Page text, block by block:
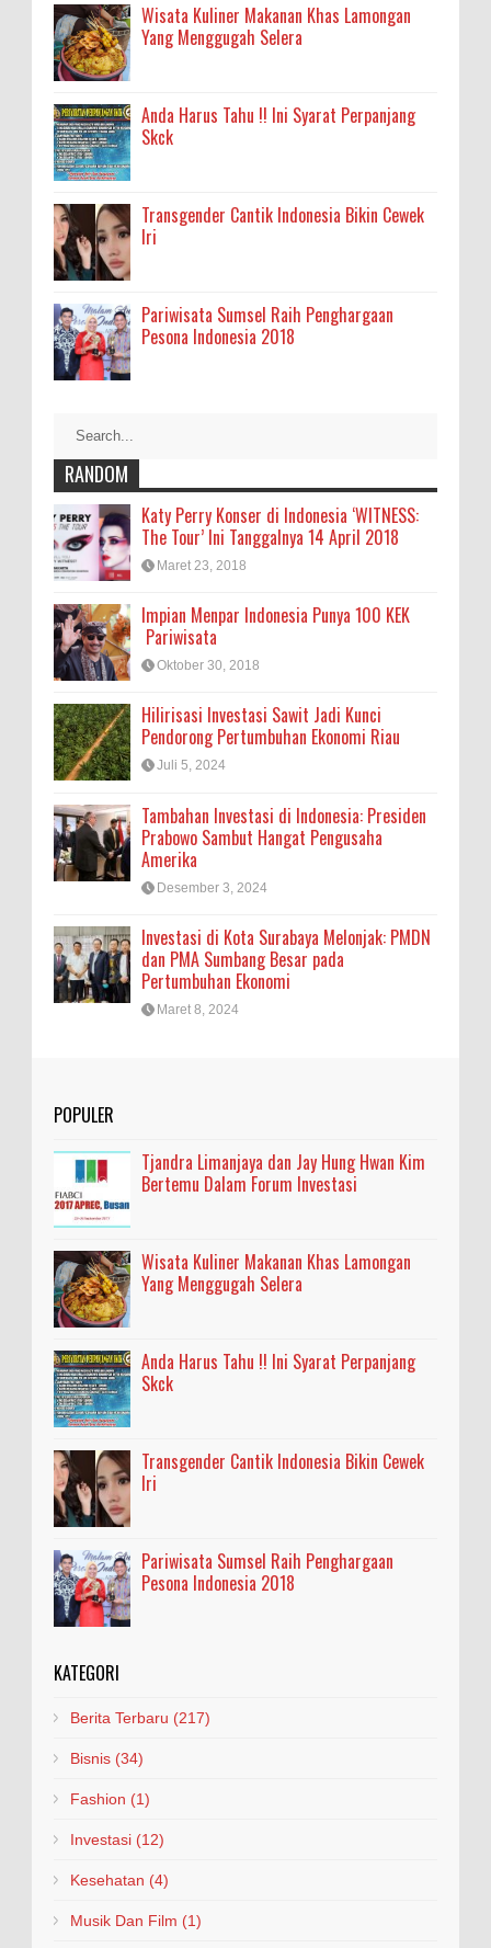
Wisata Kuliner Makanan Khas Lamongan
Yang Menggugah Selera
Anda Harus Tahu !! Ini Syarat Perpanjang
Skck
Transgender Cantik Indonesia Bikin Cewek
Iri
Pariwisata Sumsel Raih Penghargaan
Pesona Indonesia 2018
RANDOM
Katy Perry Konser di Indonesia ‘WITNESS:
The Tour’ Ini Tanggalnya 14 April 2018
Maret 23, 2018
Impian Menpar Indonesia Punya 100 KEK
Pariwisata
Oktober 30, 2018
Hilirisasi Investasi Sawit Jadi Kunci
Pendorong Pertumbuhan Ekonomi Riau
Juli 5, 2024
Tambahan Investasi di Indonesia: Presiden
Prabowo Sambut Hangat Pengusaha
Amerika
Desember 3, 2024
Investasi di Kota Surabaya Melonjak: PMDN
dan PMA Sumbang Besar pada
Pertumbuhan Ekonomi
Maret 8, 2024
POPULER
Tjandra Limanjaya dan Jay Hung Hwan Kim
Bertemu Dalam Forum Investasi
Wisata Kuliner Makanan Khas Lamongan
Yang Menggugah Selera
Anda Harus Tahu !! Ini Syarat Perpanjang
Skck
Transgender Cantik Indonesia Bikin Cewek
Iri
Pariwisata Sumsel Raih Penghargaan
Pesona Indonesia 2018
KATEGORI
Berita Terbaru (217)
Bisnis (34)
Fashion (1)
Investasi (12)
Kesehatan (4)
Musik Dan Film (1)